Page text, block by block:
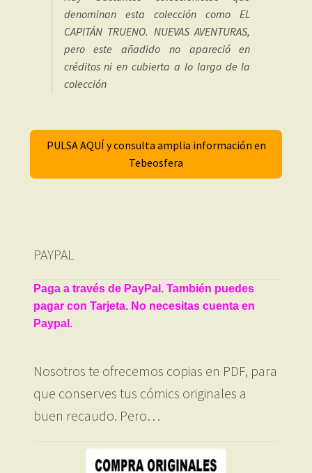
denominan esta colección como EL
CAPITÁN TRUENO. NUEVAS AVENTURAS,
pero este añadido no apareció en
créditos ni en cubierta a lo largo de la
colección
PULSA AQUÍ y consulta amplia información en
Tebeosfera
PAYPAL
Paga a través de PayPal. También puedes
pagar con Tarjeta. No necesitas cuenta en
Paypal.
Nosotros te ofrecemos copias en PDF, para
que conserves tus cómics originales a
buen recaudo. Pero…